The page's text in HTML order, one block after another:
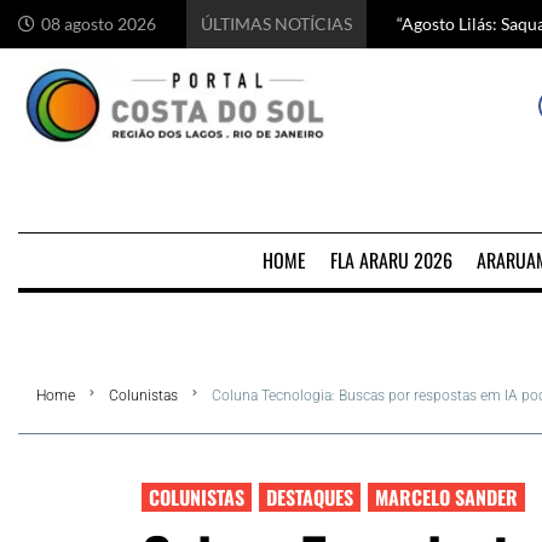
08 agosto 2026 ÚLTIMAS NOTÍCIAS “Agosto Lilás:
Começa hoje em
Chef italiano
5 motivos para
HOME FLA ARARU 2026
Home Colunistas Coluna Tecnologia: Buscas por respostas em IA
COLUNISTAS DESTAQUES MARCELO SANDER